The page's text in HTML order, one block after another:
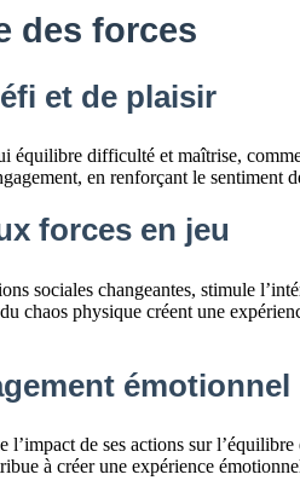
des forces
et de plaisir
équilibre difficulté et maîtrise,
en renforçant le sentiment
forces en jeu
sociales changeantes, stimule
chaos physique créent une
émotionnel
de ses actions sur
à créer une expérience